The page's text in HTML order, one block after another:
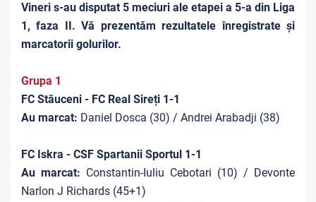
Vineri s-au disputat 5 meciuri ale etapei a 5-a din Liga
1, faza II. Vă prezentăm rezultatele înregistrate și
marcatorii golurilor.
Grupa 1
FC Stăuceni - FC Real Sireți 1-1
Au marcat: Daniel Dosca (30) / Andrei Arabadji (38)
FC Iskra - CSF Spartanii Sportul 1-1
Au marcat: Constantin-Iuliu Cebotari (10) / Devonte
Narlon J Richards (45+1)